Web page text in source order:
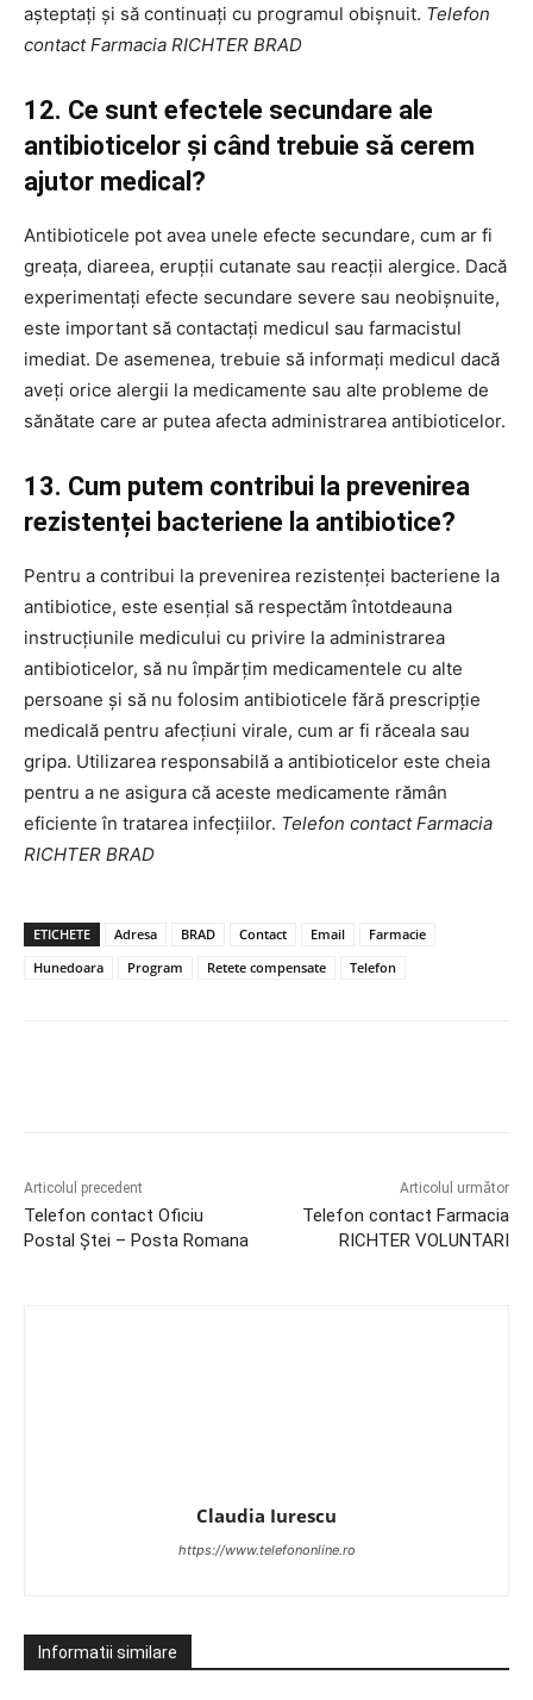
așteptați și să continuați cu programul obișnuit. Telefon
contact Farmacia RICHTER BRAD
12. Ce sunt efectele secundare ale
antibioticelor și când trebuie să cerem
ajutor medical?
Antibioticele pot avea unele efecte secundare, cum ar fi
greața, diareea, erupții cutanate sau reacții alergice. Dacă
experimentați efecte secundare severe sau neobișnuite,
este important să contactați medicul sau farmacistul
imediat. De asemenea, trebuie să informați medicul dacă
aveți orice alergii la medicamente sau alte probleme de
sănătate care ar putea afecta administrarea antibioticelor.
13. Cum putem contribui la prevenirea
rezistenței bacteriene la antibiotice?
Pentru a contribui la prevenirea rezistenței bacteriene la
antibiotice, este esențial să respectăm întotdeauna
instrucțiunile medicului cu privire la administrarea
antibioticelor, să nu împărțim medicamentele cu alte
persoane și să nu folosim antibioticele fără prescripție
medicală pentru afecțiuni virale, cum ar fi răceala sau
gripa. Utilizarea responsabilă a antibioticelor este cheia
pentru a ne asigura că aceste medicamente rămân
eficiente în tratarea infecțiilor. Telefon contact Farmacia
RICHTER BRAD
ETICHETE Adresa BRAD Contact Email
Farmacie
Hunedoara
Program Retete compensate Telefon
Articolul precedent
Telefon contact Oficiu
Postal Ştei – Posta Romana
Articolul următor
Telefon contact Farmacia
RICHTER VOLUNTARI
Claudia Iurescu
https://www.telefononline.ro
Informatii similare